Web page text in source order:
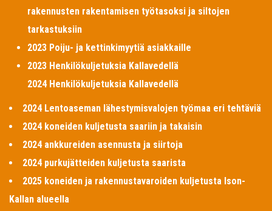
rakennusten rakentamisen työtasoksi ja siltojen
tarkastuksiin
2023 Poiju- ja kettinkimyytiä asiakkaille
2023 Henkilökuljetuksia Kallavedellä
2024 Henkilökuljetuksia Kallavedellä
2024 Lentoaseman lähestymisvalojen työmaa eri tehtäviä
2024 koneiden kuljetusta saariin ja takaisin
2024 ankkureiden asennusta ja siirtoja
2024 purkujätteiden kuljetusta saarista
2025 koneiden ja rakennustavaroiden kuljetusta Ison-
Kallan alueella